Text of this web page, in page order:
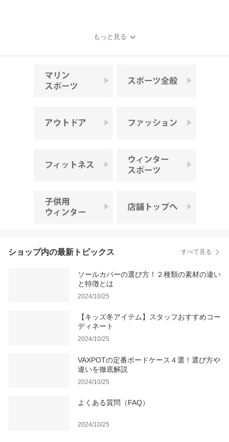
もっと見る
ショップ内の最新トピックス すべて見る
ソールカバーの選び方！２種類の素材の違い
と特徴とは
2024/10/25
【キッズ冬アイテム】スタッフおすすめコー
ディネート
2024/10/25
VAXPOTの定番ボードケース４選！選び方や
違いを徹底解説
2024/10/25
よくある質問（FAQ）
2024/10/25